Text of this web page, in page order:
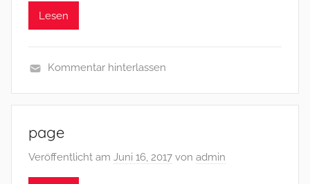
Lesen
Kommentar hinterlassen
page
Veröffentlicht am Juni 16, 2017 von admin